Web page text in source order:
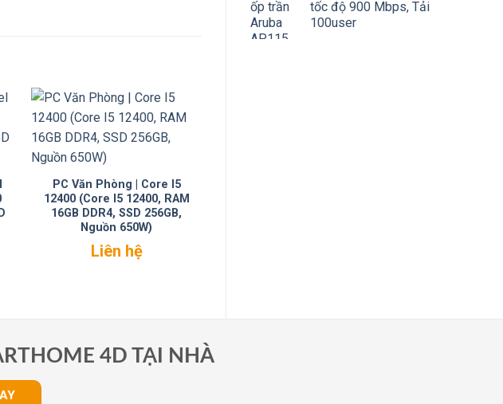
tốc độ 900 Mbps, Tải
100user
PC Văn Phòng | Core I5
12400 (Core I5 12400, RAM
16GB DDR4, SSD 256GB,
Nguồn 650W)
Liên hệ
4D TẠI NHÀ